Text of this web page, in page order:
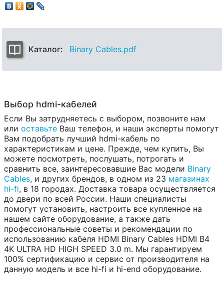
Каталог: Binary Cables.pdf
Выбор hdmi-кабелей
Если Вы затрудняетесь с выбором, позвоните нам
или оставьте Ваш телефон, и наши эксперты помогут
Вам подобрать лучший hdmi-кабель по
характеристикам и цене. Прежде, чем купить, Вы
можете посмотреть, послушать, потрогать и
сравнить все, заинтересовавшие Вас модели Binary
Cables, и других брендов, в одном из 23 магазинах
hi-fi, в 18 городах. Доставка товара осуществляется
до двери по всей России. Наши специалисты
помогут установить, настроить все купленное на
нашем сайте оборудование, а также дать
профессиональные советы и рекомендации по
использованию кабеля HDMI Binary Cables HDMI B4
4K ULTRA HD HIGH SPEED 3.0 m. Мы гарантируем
100% сертификацию и сервис от производителя на
данную модель и все hi-fi и hi-end оборудование.